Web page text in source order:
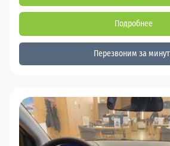
Подробнее
Перезвоним за